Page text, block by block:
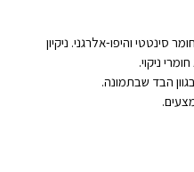
סינטטי והיפו-אלרגני. ניקיון
ניקוי.